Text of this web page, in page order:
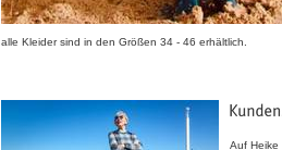
alle Kleider sind in den Größen 34 - 46 erhältlich.
Auf Heike